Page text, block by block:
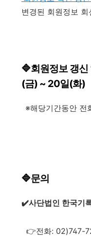
변경된 회원정보 회
🔷회원정보 갱
(금) ~ 20일(화)
※해당기간동안 전
🔷문의
✔️사단법인 한국기
👉전화: 02)747-